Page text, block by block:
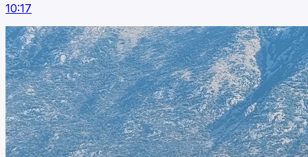
10:17